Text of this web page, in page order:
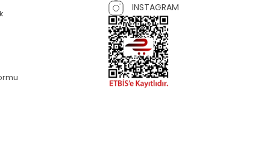
INSTAGRAM